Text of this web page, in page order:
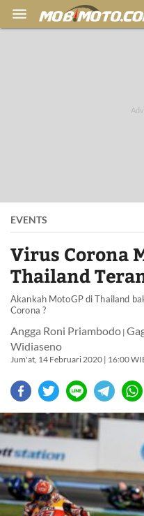

EVENTS
Virus Corona
Thailand
Akankah MotoGP di Thailand
Corona ?
Angga Roni Priambodo |
Widiaseno
Jum'at, 14 Februari 2020 | 16:00